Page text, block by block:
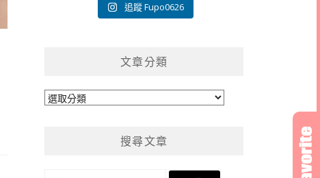
追蹤 Fupo0626
文章分類
文
搜尋文章